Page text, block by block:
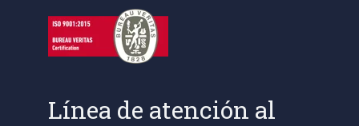
Línea de atención al